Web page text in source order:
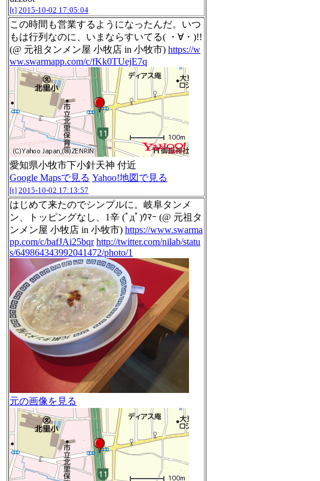
[t] 2015-10-02 17:05:04
この時間も営業するようになったんだ。いつ
もは行列なのに、いまならすいてる( ・∀・)!!
(@ 元祖タンメン屋 小牧店 in 小牧市) https://w
ww.swarmapp.com/c/fKk0TUejE7q
愛知県小牧市下小針天神 付近
Google Mapsで見る Yahoo!地図で見る
[t] 2015-10-02 17:13:57
はじめて来たのでシンプルに。岐阜タンメ
ン、トッピングなし、1辛 (ﾟдﾟ)ｳﾏｰ (@ 元祖タ
ンメン屋 小牧店 in 小牧市) https://www.swarma
pp.com/c/bafJAi25bqr http://twitter.com/nilab/statu
s/649864343992041472/photo/1
元の画像を見る